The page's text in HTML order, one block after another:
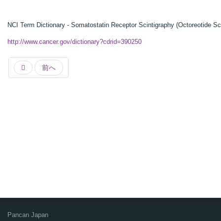
NCI Term Dictionary - Somatostatin Receptor Scintigraphy (Octoreotide
http://www.cancer.gov/dictionary?cdrid=390250
前へ
Pancan Japan